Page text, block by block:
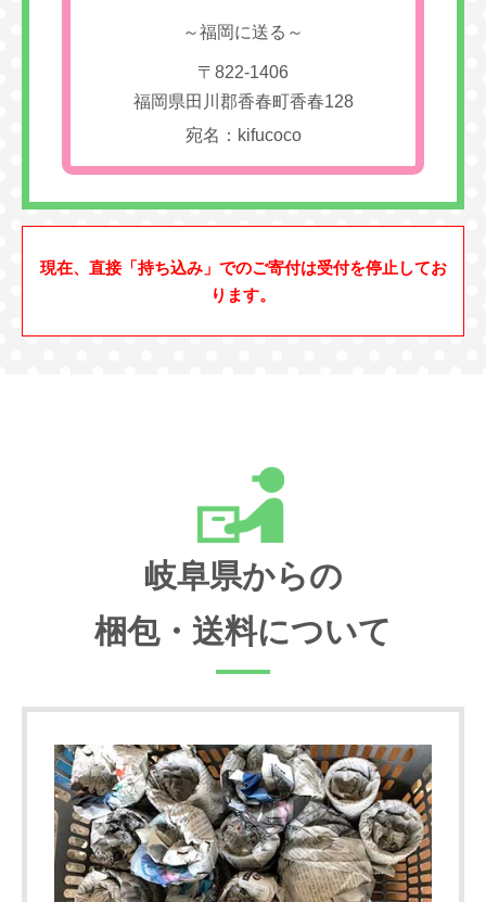
～福岡に送る～
〒822-1406
福岡県田川郡香春町香春128
宛名：kifucoco
現在、直接「持ち込み」でのご寄付は受付を停止してお
ります。
岐阜県からの
梱包・送料について